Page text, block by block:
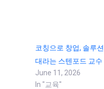
코칭으로 창업, 솔루
대라는 스텐포드 교수
June 11, 2026
In "교육"